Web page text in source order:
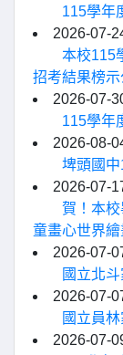
115學年
2026-07-
本校115
招考結果榜示
2026-07-
115學年
2026-08-
埤頭國
2026-07-
賀！本
童畫心世界繪
2026-07-
國立北
2026-07-
國立員
2026-07-